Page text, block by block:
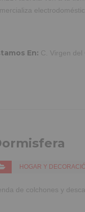
En: C. Virgen del
HOGAR Y
de colchones y